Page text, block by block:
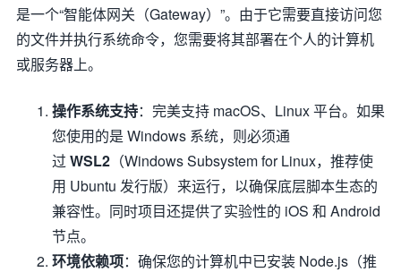
是一个“智能体网关（Gateway）”。由于它需要直接访问您
的文件并执行系统命令，您需要将其部署在个人的计算机
或服务器上。
操作系统支持：完美支持 macOS、Linux 平台。如果
您使用的是 Windows 系统，则必须通
过 WSL2 （Windows Subsystem for Linux，推荐使
用 Ubuntu 发行版）来运行，以确保底层脚本生态的
兼容性。同时项目还提供了实验性的 iOS 和 Android
节点。
环境依赖项：确保您的计算机中已安装 Node.js（推